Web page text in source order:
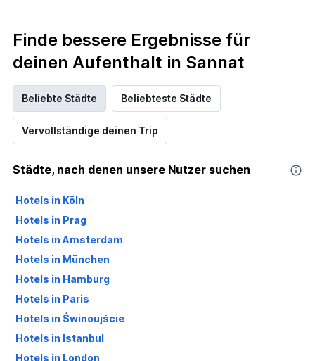
Finde bessere Ergebnisse für
deinen Aufenthalt in Sannat
Beliebte Städte Beliebteste Städte
Vervollständige deinen Trip
Städte, nach denen unsere Nutzer suchen
Hotels in Köln
Hotels in Prag
Hotels in Amsterdam
Hotels in München
Hotels in Hamburg
Hotels in Paris
Hotels in Świnoujście
Hotels in Istanbul
Hotels in London